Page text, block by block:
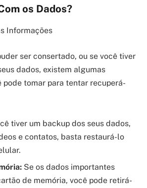
os Dados?
Informações
ser consertado, ou se você tiver
dados, existem algumas
pode tomar para tentar recuperá-
tiver um backup dos seus dados,
e contatos, basta restaurá-lo
Se os dados importantes
de memória, você pode retirá-